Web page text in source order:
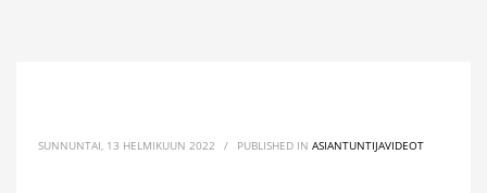
SUNNUNTAI, 13 HELMIKUUN 2022 / PUBLISHED IN ASIANTUNTIJAVIDEOT